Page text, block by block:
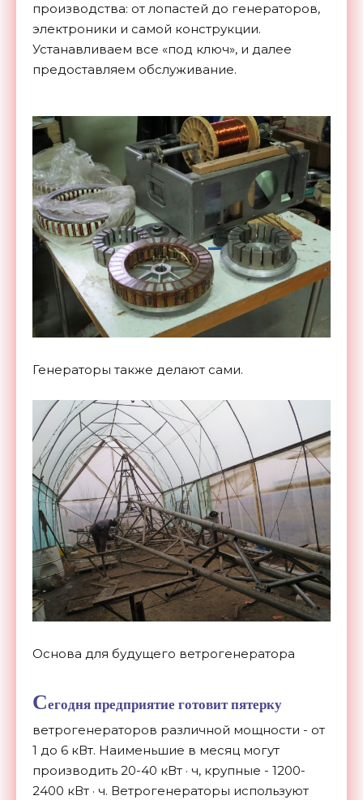
производства: от лопастей до генераторов,
электроники и самой конструкции.
Устанавливаем все «под ключ», и далее
предоставляем обслуживание.
Генераторы также делают сами.
Основа для будущего ветрогенератора
Сегодня предприятие готовит пятерку
ветрогенераторов различной мощности - от
1 до 6 кВт. Наименьшие в месяц могут
производить 20-40 кВт · ч, крупные - 1200-
2400 кВт · ч. Ветрогенераторы используют